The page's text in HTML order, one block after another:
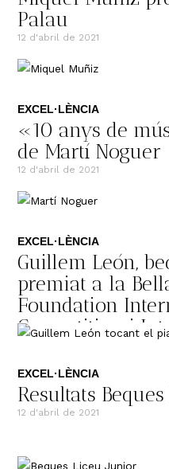
Palau
12 d'abril de 2021
EXCEL·LÈNCIA
«10 anys de
de Martí Noguer
12 d'abril de 2021
EXCEL·LÈNCIA
Guillem León,
premiat a la
Foundation
Competition i
12 d'abril de 2021
EXCEL·LÈNCIA
Resultats
12 d'abril de 2021